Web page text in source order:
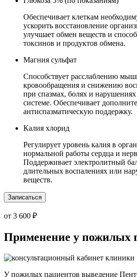
Обеспечивает клеткам
ускорить восстановление
улучшает обмен веществ и
токсинов и продуктов обмена.
Магния сульфат
Способствует расслаблению
кровообращения и снижению
при спазмах, болях и нарушениях
системе. Обеспечивает
антиспазматическую поддержку.
Калия хлорид
Регулирует уровень калия в
нормальной работы сердца и
Поддерживает электролитный
длительных воспалениях или
веществ.
Записаться
от 3 600 ₽
Применение у пожилых
У пожилых пациентов выведение